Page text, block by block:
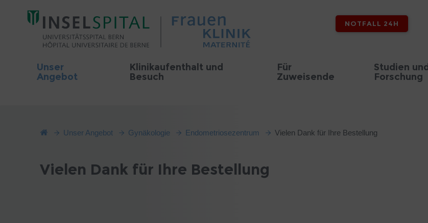
NOTFALL 24H
Unser
Angebot
Klinikaufenthalt und
Besuch
Für
Zuweisende
Studien und
Forschung
Unser Angebot Gynäkologie Endometriosezentrum Vielen Dank für Ihre Bestellung
Vielen Dank für Ihre Bestellung